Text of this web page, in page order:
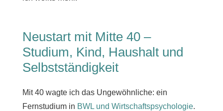
Neustart mit Mitte 40 –
Studium, Kind, Haushalt und
Selbstständigkeit
Mit 40 wagte ich das Ungewöhnliche: ein
Fernstudium in BWL und Wirtschaftspsychologie.